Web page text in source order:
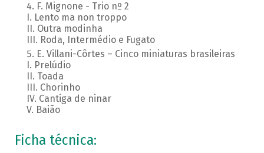
F. Mignone - Trio nº 2
I. Lento ma non troppo
II. Outra modinha
III. Roda, Intermédio e Fugato
E. Villani-Côrtes – Cinco miniaturas brasileiras
I. Prelúdio
II. Toada
III. Chorinho
IV. Cantiga de ninar
V. Baião
Ficha técnica: